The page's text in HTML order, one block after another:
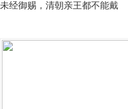
未经御赐，清朝亲王都不能戴